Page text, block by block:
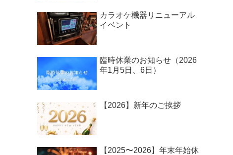
カラオケ機器リニューアル
イベント
臨時休業のお知らせ（2026
年1月5日、6日）
【2026】新年のご挨拶
【2025〜2026】年末年始休